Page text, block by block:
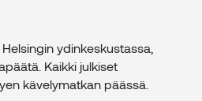
ydinkeskustassa,
Kaikki julkiset
kävelymatkan päässä.